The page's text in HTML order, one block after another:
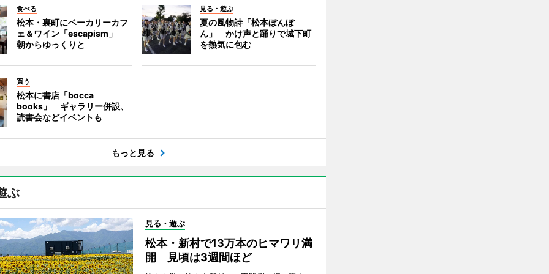
食べる
松本・裏町にベーカリーカフ
ェ＆ワイン「escapism」
朝からゆっくりと
見る・遊ぶ
夏の風物詩「松本ぼんぼ
ん」 かけ声と踊りで城下町
を熱気に包む
買う
松本に書店「bocca
books」 ギャラリー併設、
読書会などイベントも
もっと見る
ぶ
見る・遊ぶ
松本・新村で13万本のヒマワリ満
開 見頃は3週間ほど